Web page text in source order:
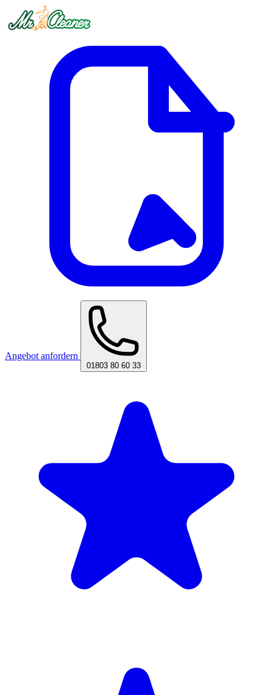
Angebot anfordern
01803 80 60 33